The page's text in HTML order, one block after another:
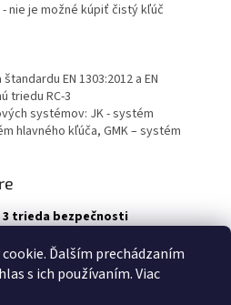
Ďalším prechádzaním
s ich používaním. Viac
nie je možné kúpiť čistý kľúč
EN 1303:2012 a EN
triedu RC-3
systémov: JK - systém
hlavného kľúča, GMK – systém
3 trieda bezpečnosti